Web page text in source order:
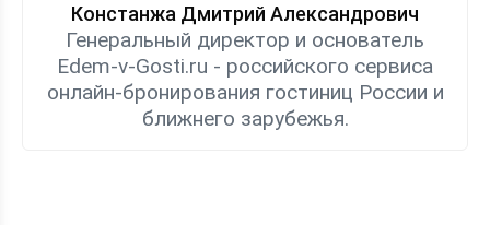
Констанжа Дмитрий Александрович
Генеральный директор и основатель
Edem-v-Gosti.ru - российского сервиса
онлайн-бронирования гостиниц России и
ближнего зарубежья.